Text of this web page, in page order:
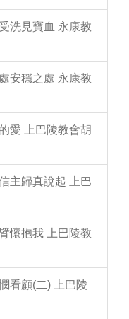
洗見寶血 永康教
安穩之處 永康教
愛 上巴陵教會胡
主歸真說起 上巴
懷抱我 上巴陵教
看顧(二) 上巴陵